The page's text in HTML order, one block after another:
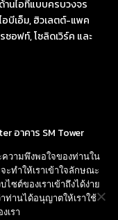
านไอทีแบบครบวงจร
บีเอ็ม, ฮิวเลตต์-แพค
ซอฟท์, โซลิดเวิร์ค และ
อาคาร SM Tower
ความพึงพอใจของท่านใน
ะทำให้เราเข้าใจลักษณะ
ไซต์ของเราเข้าถึงได้ง่าย
ท่านได้อนุญาตให้เราใช้
เรา